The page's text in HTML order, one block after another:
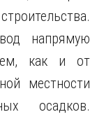
напрямую
как и от
местности
осадков.